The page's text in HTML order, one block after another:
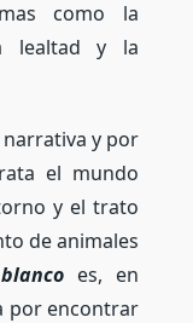
como la
lealtad y la
y por
el mundo
y el trato
de animales
es, en
por encontrar